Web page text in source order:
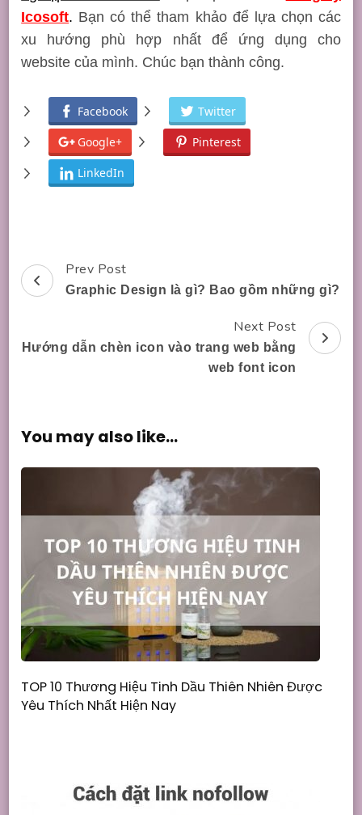
Icosoft. Bạn có thể tham khảo để lựa chọn các
xu hướng phù hợp nhất để ứng dụng cho
website của mình. Chúc bạn thành công.
Facebook Twitter
Google+ Pinterest
LinkedIn
Post
Prev Post
Graphic Design là gì? Bao gồm những gì?
Next Post
Hướng dẫn chèn icon vào trang web bằng
web font icon
You may also like...
TOP 10 Thương Hiệu Tinh Dầu Thiên Nhiên Được
Yêu Thích Nhất Hiện Nay